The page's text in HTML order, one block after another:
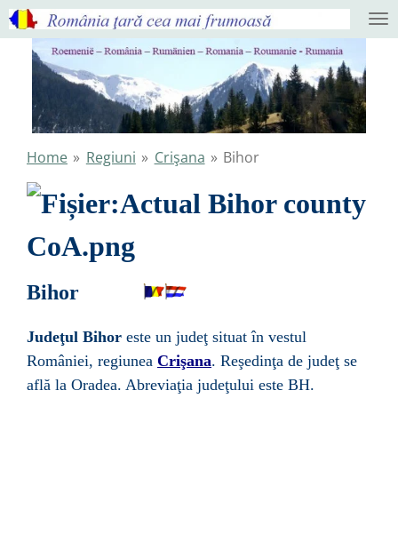
Ga
direct
naar
hoofdinhoud
Home » Regiuni » Crişana » Bihor
Bihor
Judeţul Bihor este un judeţ situat în vestul
României, regiunea Crişana. Reşedinţa de judeţ se
află la Oradea. Abreviaţia judeţului este BH.